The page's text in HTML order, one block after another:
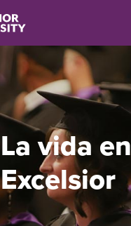
La vida en
Excelsior